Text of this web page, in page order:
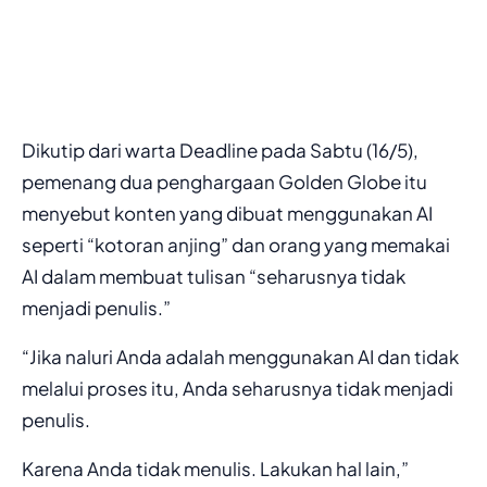
Dikutip dari warta Deadline pada Sabtu (16/5),
pemenang dua penghargaan Golden Globe itu
menyebut konten yang dibuat menggunakan AI
seperti “kotoran anjing” dan orang yang memakai
AI dalam membuat tulisan “seharusnya tidak
menjadi penulis.”
“Jika naluri Anda adalah menggunakan AI dan tidak
melalui proses itu, Anda seharusnya tidak menjadi
penulis.
Karena Anda tidak menulis. Lakukan hal lain,”